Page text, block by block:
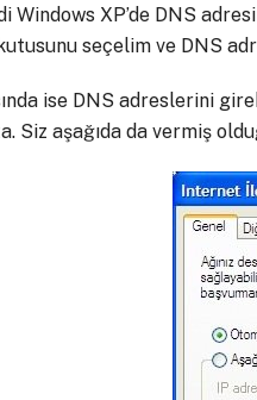
Windows XP’de DNS
seçelim ve DNS
ise DNS adreslerini
Siz aşağıda da vermiş